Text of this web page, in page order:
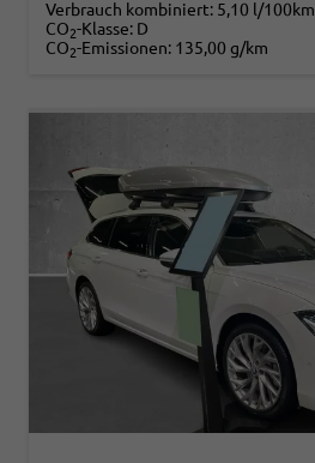
Verbrauch kombiniert: 5,10 l/100km
CO2-Klasse: D
CO2-Emissionen: 135,00 g/km